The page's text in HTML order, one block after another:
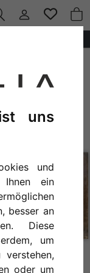
uns
und
Ihnen ein
besser an
Diese
um
verstehen,
oder um